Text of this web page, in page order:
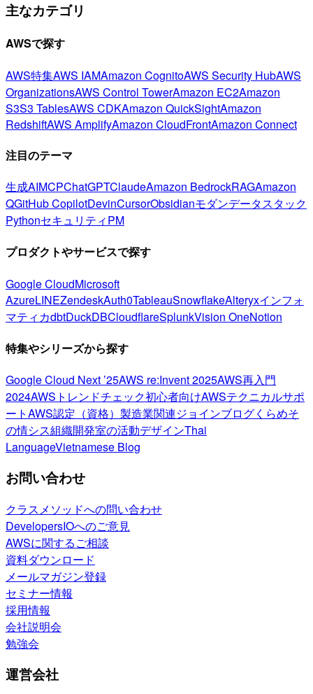
主なカテゴリ
AWSで探す
AWS特集AWS IAMAmazon CognitoAWS Security HubAWS
OrganizationsAWS Control TowerAmazon EC2Amazon
S3S3 TablesAWS CDKAmazon QuickSightAmazon
RedshiftAWS AmplifyAmazon CloudFrontAmazon Connect
注目のテーマ
生成AIMCPChatGPTClaudeAmazon BedrockRAGAmazon
QGitHub CopilotDevinCursorObsidianモダンデータスタック
PythonセキュリティPM
プロダクトやサービスで探す
Google CloudMicrosoft
AzureLINEZendeskAuth0TableauSnowflakeAlteryxインフォ
マティカdbtDuckDBCloudflareSplunkVision OneNotion
特集やシリーズから探す
Google Cloud Next ’25AWS re:Invent 2025AWS再入門
2024AWSトレンドチェック初心者向けAWSテクニカルサポ
ートAWS認定（資格） 製造業関連ジョインブログくらめそ
の情シス組織開発室の活動デザインThai
LanguageVietnamese Blog
お問い合わせ
クラスメソッドへの問い合わせ
DevelopersIOへのご意見
AWSに関するご相談
資料ダウンロード
メールマガジン登録
セミナー情報
採用情報
会社説明会
勉強会
運営会社